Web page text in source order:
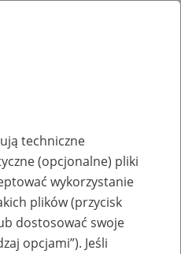
techniczne
(opcjonalne) pliki
wykorzystanie
plików (przycisk
dostosować swoje
opcjami”). Jeśli